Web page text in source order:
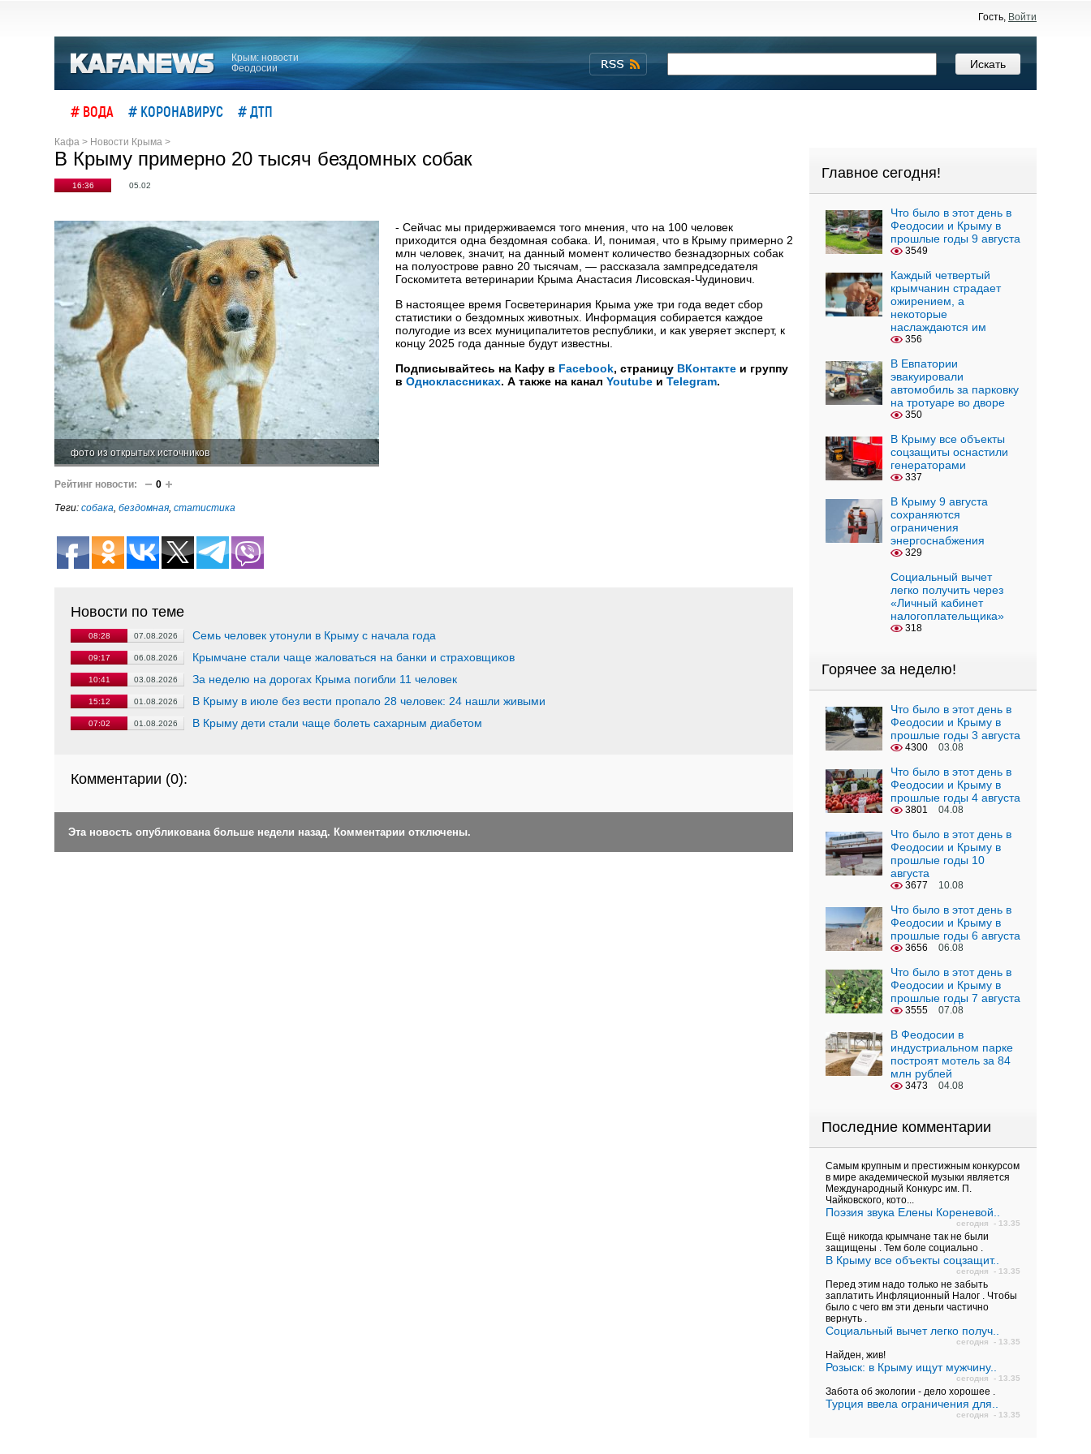
Гость, Войти
Крым: новости
Феодосии
# ВОДА # КОРОНАВИРУС # ДТП
Кафа > Новости Крыма >
В Крыму примерно 20 тысяч бездомных собак
16:36 05.02
фото из открытых источников
- Сейчас мы придерживаемся того мнения, что на 100 человек
приходится одна бездомная собака. И, понимая, что в Крыму примерно 2
млн человек, значит, на данный момент количество безнадзорных собак
на полуострове равно 20 тысячам, — рассказала зампредседателя
Госкомитета ветеринарии Крыма Анастасия Лисовская-Чудинович.
В настоящее время Госветеринария Крыма уже три года ведет сбор
статистики о бездомных животных. Информация собирается каждое
полугодие из всех муниципалитетов республики, и как уверяет эксперт, к
концу 2025 года данные будут известны.
Подписывайтесь на Кафу в Facebook, страницу ВКонтакте и группу
в Одноклассниках. А также на канал Youtube и Telegram.
Рейтинг новости: 0
Теги: собака, бездомная, статистика
Новости по теме
08:28 07.08.2026 Семь человек утонули в Крыму с начала года
09:17 06.08.2026 Крымчане стали чаще жаловаться на банки и страховщиков
10:41 03.08.2026 За неделю на дорогах Крыма погибли 11 человек
15:12 01.08.2026 В Крыму в июле без вести пропало 28 человек: 24 нашли живыми
07:02 01.08.2026 В Крыму дети стали чаще болеть сахарным диабетом
Комментарии (0):
Эта новость опубликована больше недели назад. Комментарии отключены.
Главное сегодня!
Что было в этот день в
Феодосии и Крыму в
прошлые годы 9 августа
3549
Каждый четвертый
крымчанин страдает
ожирением, а
некоторые
наслаждаются им
356
В Евпатории
эвакуировали
автомобиль за парковку
на тротуаре во дворе
350
В Крыму все объекты
соцзащиты оснастили
генераторами
337
В Крыму 9 августа
сохраняются
ограничения
энергоснабжения
329
Социальный вычет
легко получить через
«Личный кабинет
налогоплательщика»
318
Горячее за неделю!
Что было в этот день в
Феодосии и Крыму в
прошлые годы 3 августа
4300 03.08
Что было в этот день в
Феодосии и Крыму в
прошлые годы 4 августа
3801 04.08
Что было в этот день в
Феодосии и Крыму в
прошлые годы 10
августа
3677 10.08
Что было в этот день в
Феодосии и Крыму в
прошлые годы 6 августа
3656 06.08
Что было в этот день в
Феодосии и Крыму в
прошлые годы 7 августа
3555 07.08
В Феодосии в
индустриальном парке
построят мотель за 84
млн рублей
3473 04.08
Последние комментарии
Самым крупным и престижным конкурсом
в мире академической музыки является
Международный Конкурс им. П.
Чайковского, кото...
Поэзия звука Елены Кореневой..
сегодня - 13.35
Ещё никогда крымчане так не были
защищены . Тем боле социально .
В Крыму все объекты соцзащит..
сегодня - 13.35
Перед этим надо только не забыть
заплатить Инфляционный Налог . Чтобы
было с чего вм эти деньги частично
вернуть .
Социальный вычет легко получ..
сегодня - 13.35
Найден, жив!
Розыск: в Крыму ищут мужчину..
сегодня - 13.35
Забота об экологии - дело хорошее .
Турция ввела ограничения для..
сегодня - 13.35